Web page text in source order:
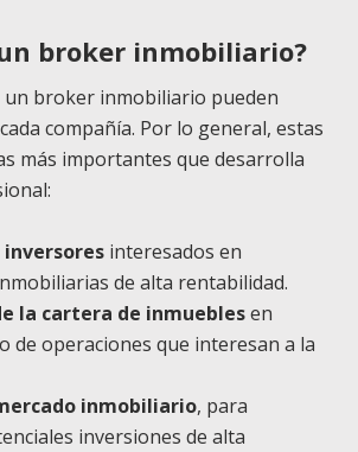
broker inmobiliario?
un broker inmobiliario pueden
compañía. Por lo general, estas
más importantes que desarrolla
inversores interesados en
de alta rentabilidad.
la cartera de inmueblesen
de operaciones que interesan a la
inmobiliario, para
inversiones de alta